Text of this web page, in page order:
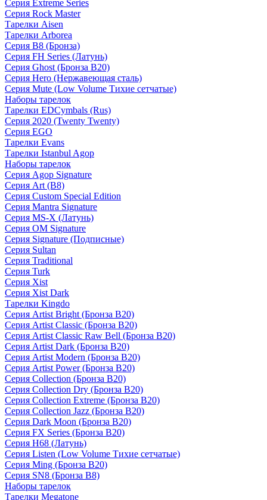
Серия Extreme Series
Серия Rock Master
Тарелки Aisen
Тарелки Arborea
Серия B8 (Бронза)
Серия FH Series (Латунь)
Серия Ghost (Бронза B20)
Серия Hero (Нержавеющая сталь)
Серия Mute (Low Volume Тихие сетчатые)
Наборы тарелок
Тарелки EDCymbals (Rus)
Серия 2020 (Twenty Twenty)
Серия EGO
Тарелки Evans
Тарелки Istanbul Agop
Наборы тарелок
Серия Agop Signature
Серия Art (B8)
Серия Custom Special Edition
Серия Mantra Signature
Серия MS-X (Латунь)
Серия OM Signature
Серия Signature (Подписные)
Серия Sultan
Серия Traditional
Серия Turk
Серия Xist
Серия Xist Dark
Тарелки Kingdo
Серия Artist Bright (Бронза B20)
Серия Artist Classic (Бронза B20)
Серия Artist Classic Raw Bell (Бронза B20)
Серия Artist Dark (Бронза B20)
Серия Artist Modern (Бронза B20)
Серия Artist Power (Бронза B20)
Серия Collection (Бронза B20)
Серия Collection Dry (Бронза B20)
Серия Collection Extreme (Бронза B20)
Серия Collection Jazz (Бронза B20)
Серия Dark Moon (Бронза B20)
Серия FX Series (Бронза B20)
Серия H68 (Латунь)
Серия Listen (Low Volume Тихие сетчатые)
Серия Ming (Бронза B20)
Серия SN8 (Бронза B8)
Наборы тарелок
Тарелки Megatone